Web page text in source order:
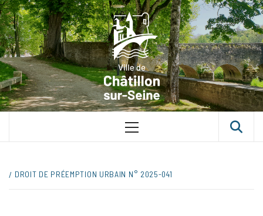
Skip
to
content
VILLE
SUR-SEINE
UNE VILLE DANS UN PARC
Primary
DROIT DE PRÉEMPTION URBAIN N° 2025-041